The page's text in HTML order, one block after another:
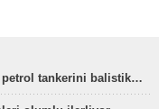
petrol tankerini balistik…